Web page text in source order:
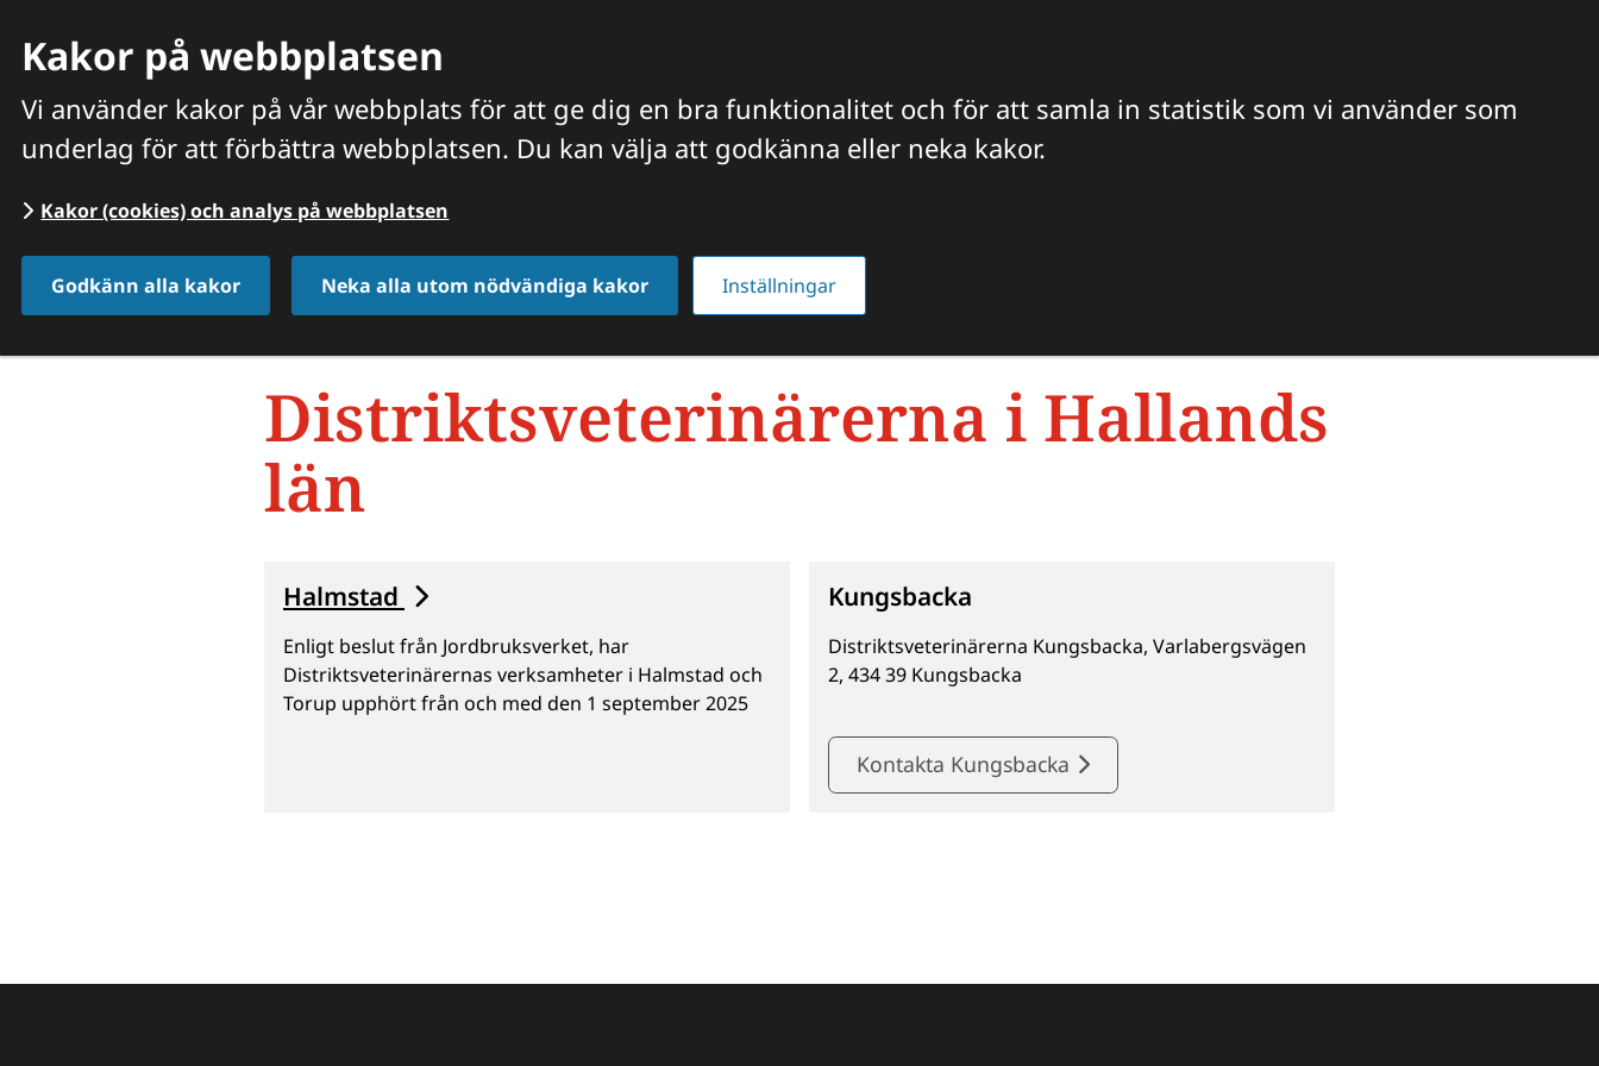
Kakor på webbplatsen
Vi använder kakor på vår webbplats för att ge dig en bra funktionalitet och för att samla in statistik som vi använder som
underlag för att förbättra webbplatsen. Du kan välja att godkänna eller neka kakor.
Kakor (cookies) och analys på webbplatsen
Godkänn alla kakor Neka alla utom nödvändiga kakor Inställningar
Hitta veterinär
HITTA VETERINÄR VÅRA PRISER OCH TJÄNSTER OFFICIELLA INTYG VETERINÄREN TIPSAR
Hitta veterinär
Distrikts­veterinärerna i Hallands
län
Landningsmeny
Halmstad
Enligt beslut från Jordbruksverket, har
Distriktsveterinärernas verksamheter i Halmstad och
Torup upphört från och med den 1 september 2025
Kungsbacka
Distrikts­veterinär­erna Kungsbacka, Varlabergsvägen
2, 434 39 Kungsbacka
Kontakta Kungsbacka